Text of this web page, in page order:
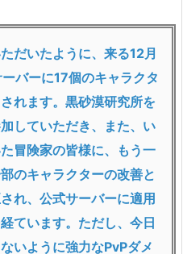
だいたように、来る12月
バーに17個のキャラクタ
れます。黒砂漠研究所を
していただき、また、い
冒険家の皆様に、もう一
のキャラクターの改善と
れ、公式サーバーに適用
ています。ただし、今日
いように強力なPvPダメ